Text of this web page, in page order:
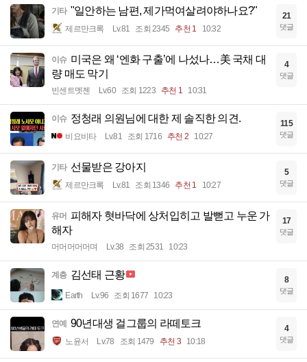
기타 "일안하는 남편, 제가먹여살려야하나요?"
제르만크록 Lv.81 조회 2345 추천 1 10:32
21
댓글
이슈 미국은 왜 ‘엔화 구출’에 나섰나…美 국채 대
량 매도 막기
빈센트멧젠 Lv.60 조회 1223 추천 1 10:31
4
댓글
이슈 정청래 의원님에 대한 제 솔직한 의견.
비요비타 Lv.81 조회 1716 추천 2 10:27
115
댓글
기타 선물받은 강아지
제르만크록 Lv.81 조회 1346 추천 1 10:27
5
댓글
유머 피해자 혓바닥에 상처입히고 발뻗고 누운 가
해자
머머머머머며 Lv.38 조회 2531 10:23
17
댓글
계층 김선태 근황
Earth Lv.96 조회 1677 10:23
8
댓글
연예 90년대생 걸그룹의 라떼토크
노윤서 Lv.78 조회 1479 추천 3 10:18
4
댓글